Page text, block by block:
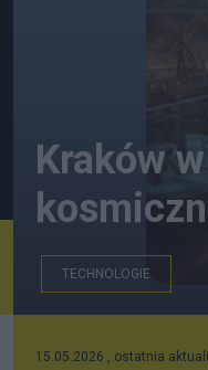
Kraków
TECHNOLOGIE
15.05.2026 , ostatnia